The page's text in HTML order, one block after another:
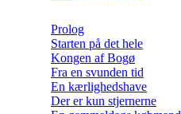
Prolog
Starten på det hele
Kongen af Bogø
Fra en svunden tid
En kærlighedshave
Der er kun stjernerne